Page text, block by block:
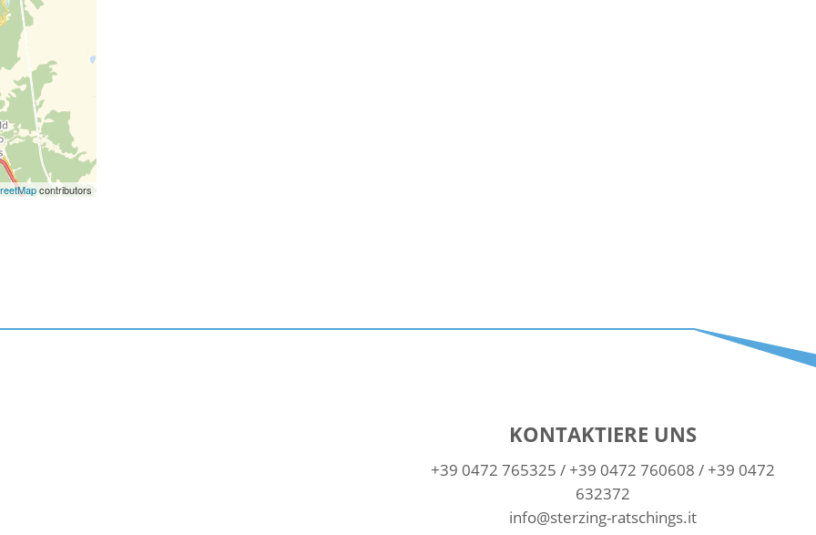
contributors
KONTAKTIERE UNS
+39 0472 765325 / +39 0472 760608 / +39 0472
632372
info@sterzing-ratschings.it